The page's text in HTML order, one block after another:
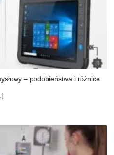
– podobieństwa i różnice